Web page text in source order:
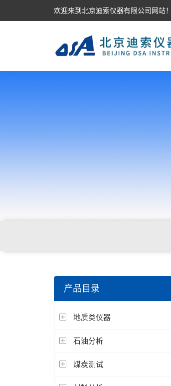
欢迎来到北京迪索仪器有限公司网站！
产品目录
地质类仪器
石油分析
煤炭测试